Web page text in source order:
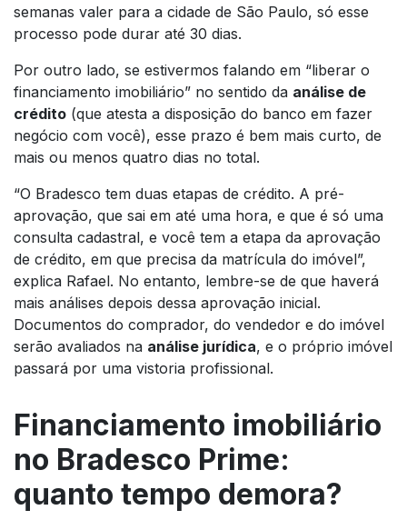
semanas valer para a cidade de São Paulo, só esse
processo pode durar até 30 dias.
Por outro lado, se estivermos falando em “liberar o
financiamento imobiliário” no sentido da análise de
crédito (que atesta a disposição do banco em fazer
negócio com você), esse prazo é bem mais curto, de
mais ou menos quatro dias no total.
“O Bradesco tem duas etapas de crédito. A pré-
aprovação, que sai em até uma hora, e que é só uma
consulta cadastral, e você tem a etapa da aprovação
de crédito, em que precisa da matrícula do imóvel”,
explica Rafael. No entanto, lembre-se de que haverá
mais análises depois dessa aprovação inicial.
Documentos do comprador, do vendedor e do imóvel
serão avaliados na análise jurídica, e o próprio imóvel
passará por uma vistoria profissional.
Financiamento imobiliário
no Bradesco Prime:
quanto tempo demora?